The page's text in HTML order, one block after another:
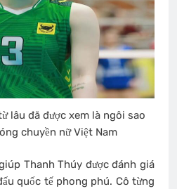
lâu đã được xem là ngôi sao
chuyền nữ Việt Nam
Thanh Thúy được đánh giá
quốc tế phong phú. Cô từng